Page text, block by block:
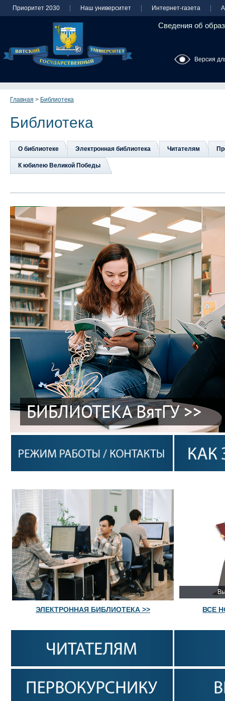
Приоритет 2030 Наш университет Интернет-газета
Сведения об
Версия
Главная > Библиотека
Библиотека
О библиотеке Электронная библиотека Читателям
К юбилею Великой Победы
ЭЛЕКТРОННАЯ БИБЛИОТЕКА >> ВСЕ